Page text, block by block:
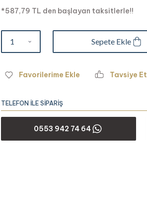
*587,79 TL den başlayan taksitlerle!!
Sepete Ekle
Tavsiye Et
TELEFON İLE SİPARİŞ
0553 942 74 64